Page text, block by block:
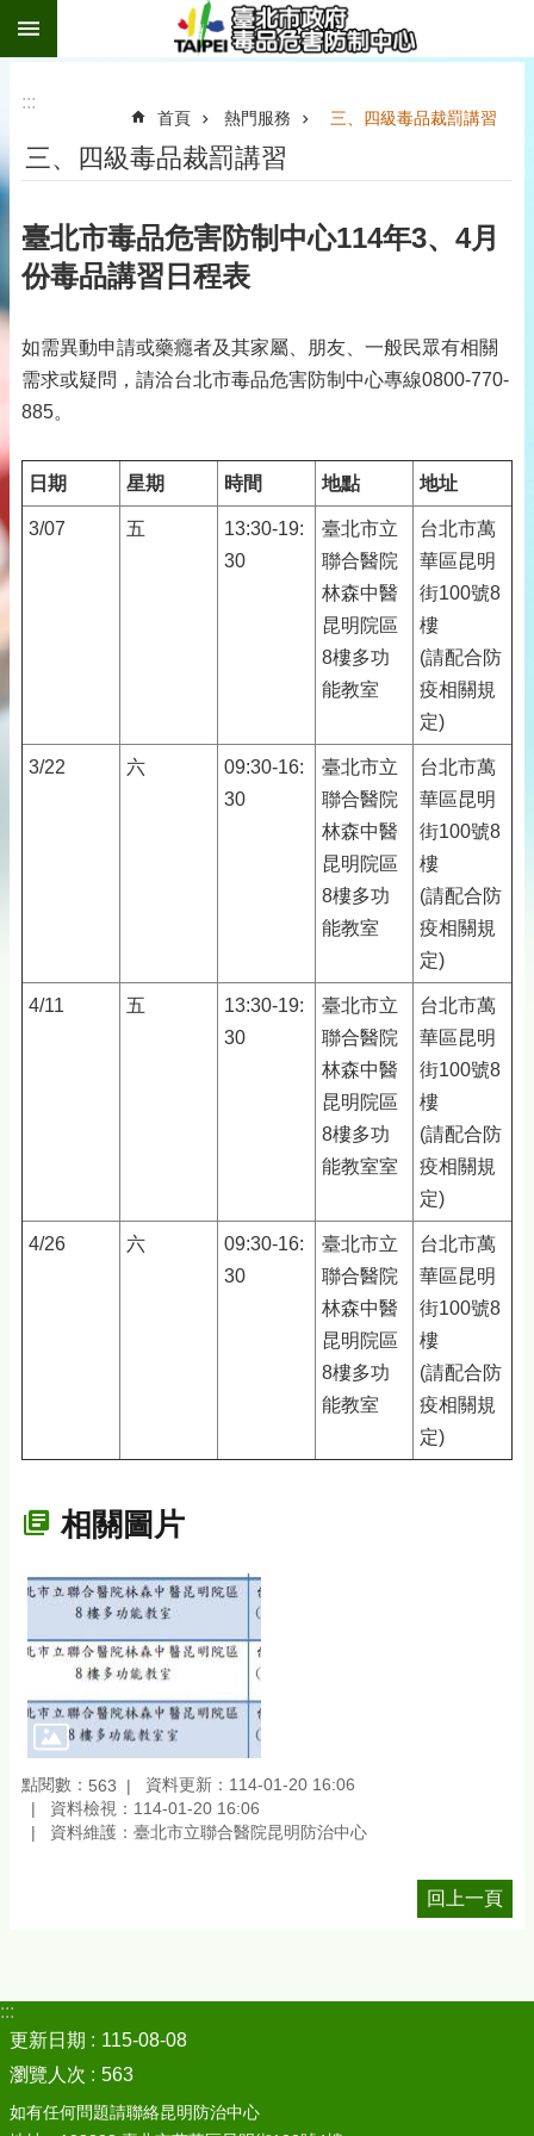
跳到主要內容區塊
:::
首頁 熱門服務 三、四級毒品裁罰講習
三、四級毒品裁罰講習
臺北市毒品危害防制中心114年3、4月
份毒品講習日程表
如需異動申請或藥癮者及其家屬、朋友、一般民眾有相關
需求或疑問，請洽台北市毒品危害防制中心專線0800-770-
885。
日期 星期 時間 地點 地址
3/07 五
13:30-19:
30
臺北市立
聯合醫院
林森中醫
昆明院區
8樓多功
能教室
台北市萬
華區昆明
街100號8
樓
(請配合防
疫相關規
定)
3/22 六
09:30-16:
30
臺北市立
聯合醫院
林森中醫
昆明院區
8樓多功
能教室
台北市萬
華區昆明
街100號8
樓
(請配合防
疫相關規
定)
4/11 五
13:30-19:
30
臺北市立
聯合醫院
林森中醫
昆明院區
8樓多功
能教室室
台北市萬
華區昆明
街100號8
樓
(請配合防
疫相關規
定)
4/26 六
09:30-16:
30
臺北市立
聯合醫院
林森中醫
昆明院區
8樓多功
能教室
台北市萬
華區昆明
街100號8
樓
(請配合防
疫相關規
定)
相關圖片
點閱數： 563
資料更新：114-01-20 16:06
資料檢視：114-01-20 16:06
資料維護：臺北市立聯合醫院昆明防治中心
回上一頁
:::
更新日期
115-08-08
瀏覽人次
563
如有任何問題請聯絡昆明防治中心